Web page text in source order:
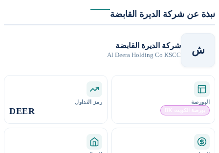
نبذة عن شركة الديرة القابضة
ش شركة الديرة القابضة
Al Deera Holding Co KSCC
البورصة
بورصة الكويت BK
رمز التداول
DEER